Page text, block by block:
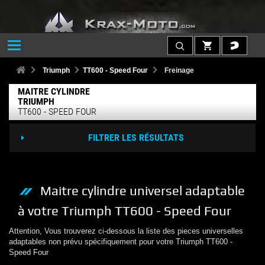
Triumph TT600 - Speed Four Freinage
MAITRE CYLINDRE
TRIUMPH
TT600 - SPEED FOUR
FILTRER LES RÉSULTATS
Maitre cylindre universel adaptable
à votre Triumph TT600 - Speed Four
Attention, Vous trouverez ci-dessous la liste des pieces universelles
adaptables non prévu spécifiquement pour votre Triumph TT600 -
Speed Four